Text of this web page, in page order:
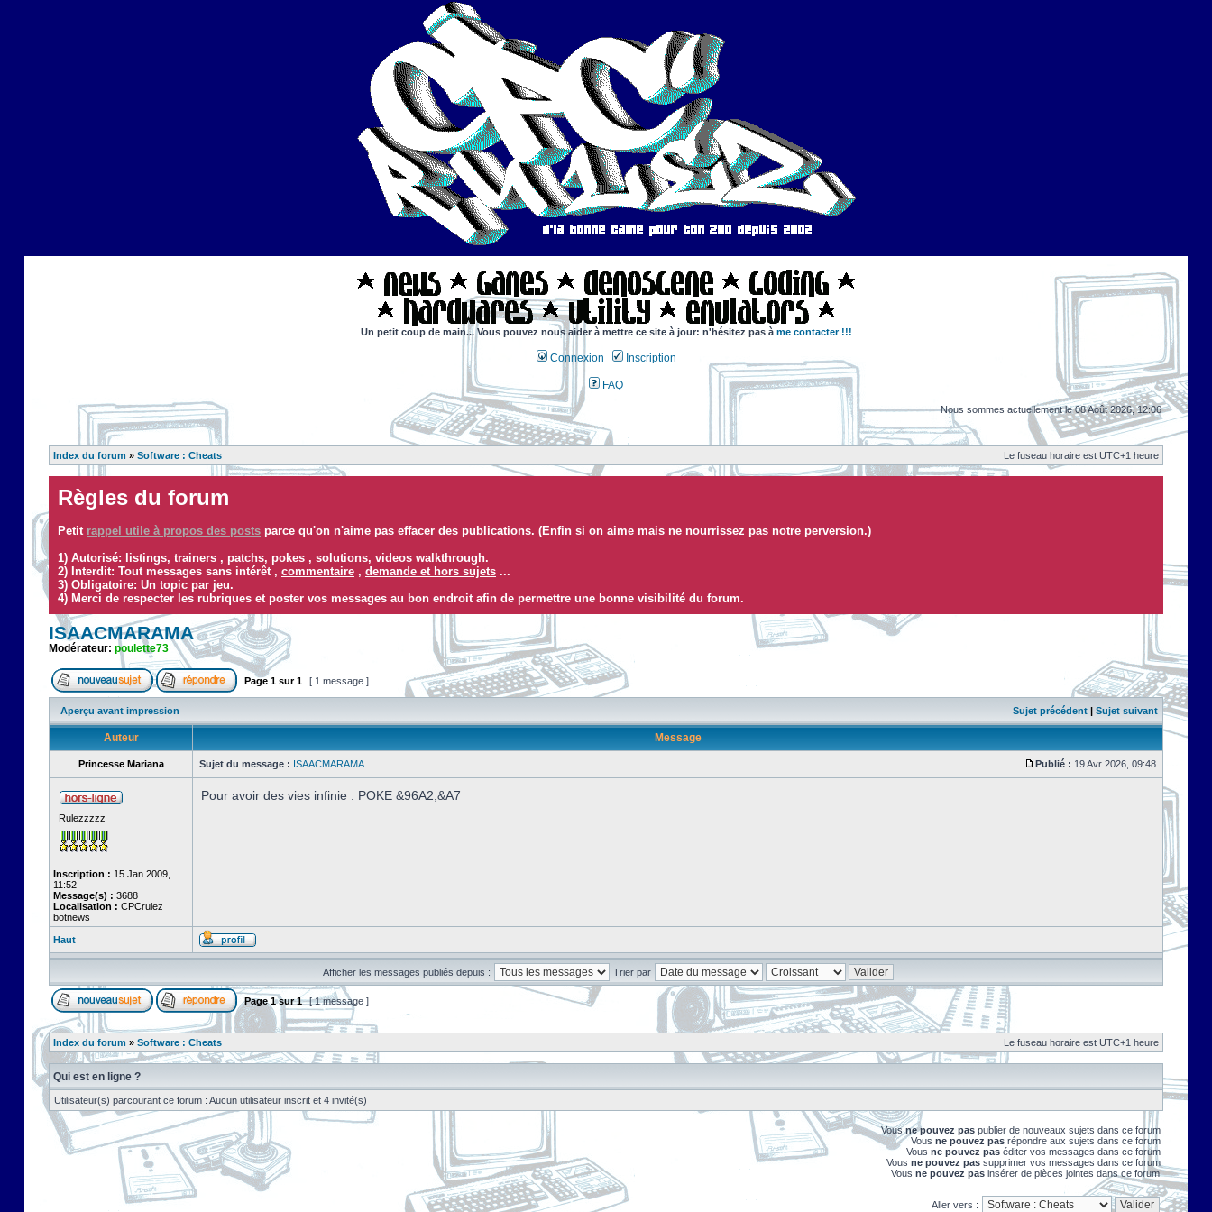
Un petit coup de main... Vous pouvez nous aider à mettre ce site à jour: n'hésitez pas à me contacter !!!
Connexion Inscription
FAQ
Nous sommes actuellement le 08 Août 2026, 12:06
Index du forum » Software : Cheats Le fuseau horaire est UTC+1 heure
Règles du forum
Petit rappel utile à propos des posts parce qu'on n'aime pas effacer des publications. (Enfin si on aime mais ne nourrissez pas notre perversion.)
1) Autorisé: listings, trainers , patchs, pokes , solutions, videos walkthrough.
2) Interdit: Tout messages sans intérêt , commentaire , demande et hors sujets ...
3) Obligatoire: Un topic par jeu.
4) Merci de respecter les rubriques et poster vos messages au bon endroit afin de permettre une bonne visibilité du forum.
ISAACMARAMA
Modérateur: poulette73
Page 1 sur1 [ 1 message ]
Aperçu avant impression Sujet précédent | Sujet suivant
Auteur Message
Princesse Mariana Sujet du message : ISAACMARAMA Publié : 19 Avr 2026, 09:48
Rulezzzzz
Inscription : 15 Jan 2009,
11:52
Message(s) : 3688
Localisation : CPCrulez
botnews
Pour avoir des vies infinie : POKE &96A2,&A7
Haut
Afficher les messages publiés depuis : Trier par
Page1sur1 [ 1 message ]
Index du forum » Software : Cheats Le fuseau horaire est UTC+1 heure
Qui est en ligne ?
Utilisateur(s) parcourant ce forum : Aucun utilisateur inscrit et 4 invité(s)
Vousne pouvez pas publier de nouveaux sujets dans ce forum
Vous ne pouvez pas répondre aux sujets dans ce forum
Vous ne pouvez pas éditer vos messages dans ce forum
Vous ne pouvez pas supprimer vos messages dans ce forum
Vous ne pouvez pas insérer de pièces jointes dans ce forum
Aller vers :